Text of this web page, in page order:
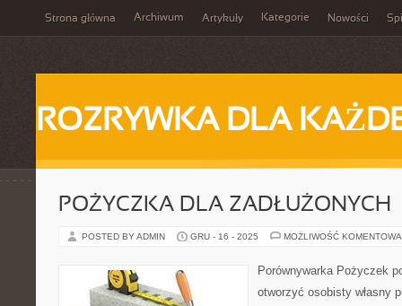
Strona główna Archiwum Artykuły Kategorie Nowości
ROZRYWKA DLA
POŻYCZKA DLA ZADŁUŻONYCH
POSTED BY ADMIN GRU - 16 - 2025 MOŻLIWOŚĆ
Porównywarka Pożyczek
otworzyć osobisty własny